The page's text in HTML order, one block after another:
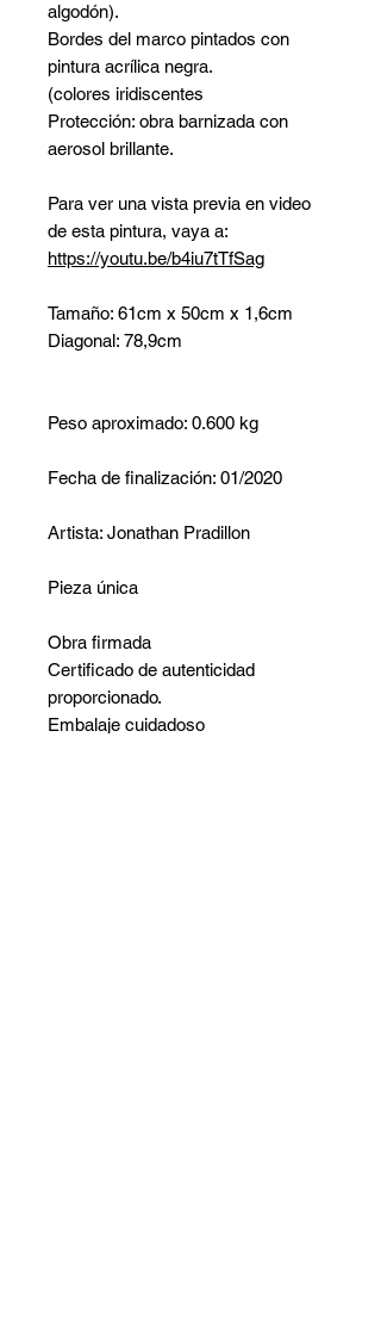
algodón).
Bordes del marco pintados con
pintura acrílica negra.
(colores iridiscentes
Protección: obra barnizada con
aerosol brillante.
Para ver una vista previa en video
de esta pintura, vaya a:
https://youtu.be/b4iu7tTfSag
Tamaño: 61cm x 50cm x 1,6cm
Diagonal: 78,9cm
Peso aproximado: 0.600 kg
Fecha de finalización: 01/2020
Artista: Jonathan Pradillon
Pieza única
Obra firmada
Certificado de autenticidad
proporcionado.
Embalaje cuidadoso